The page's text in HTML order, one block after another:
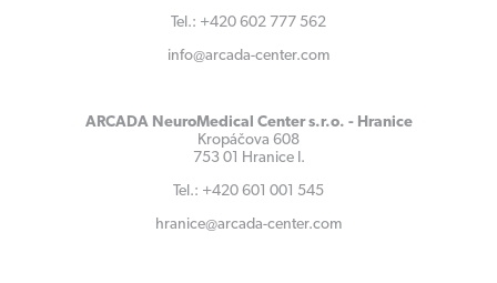
Tel.: +420 602 777 562
info@arcada-center.com
ARCADA NeuroMedical Center s.r.o. - Hranice
Kropáčova 608
753 01 Hranice I.
Tel.: +420 601 001 545
hranice@arcada-center.com